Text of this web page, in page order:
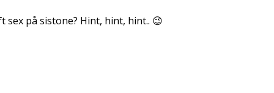
på sistone? Hint, hint, hint.. 😉